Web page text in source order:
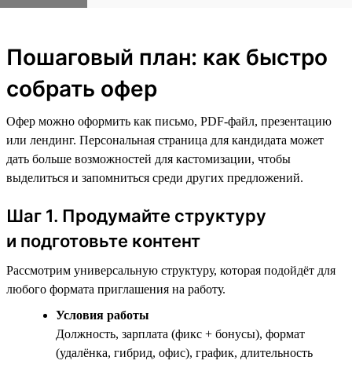
Пошаговый план: как быстро
собрать офер
Офер можно оформить как письмо, PDF-файл, презентацию
или лендинг. Персональная страница для кандидата может
дать больше возможностей для кастомизации, чтобы
выделиться и запомниться среди других предложений.
Шаг 1. Продумайте структуру
и подготовьте контент
Рассмотрим универсальную структуру, которая подойдёт для
любого формата приглашения на работу.
Условия работы
Должность, зарплата (фикс + бонусы), формат
(удалёнка, гибрид, офис), график, длительность